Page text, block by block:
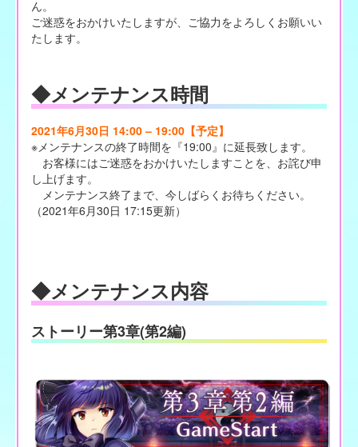
ん。
ご迷惑をおかけいたしますが、ご協力をよろしくお願いい
たします。
◆メンテナンス時間
2021年6月30日 14:00 – 19:00【予定】
※メンテナンスの終了時間を『19:00』に延長致します。
お客様にはご迷惑をおかけいたしますことを、お詫び申
し上げます。
メンテナンス終了まで、今しばらくお待ちください。
（2021年6月30日 17:15更新）
◆メンテナンス内容
ストーリー第3章(第2編)